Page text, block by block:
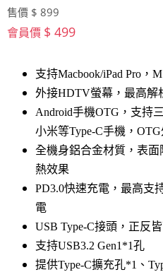
售價 $ 899
會員價 $ 499
支持Macbook/iPad Pro，
外接HDTV螢幕，最高解
Android手機OTG，支持
小米等Type-C手機，
全機身鋁合金材質，表
熱效果
PD3.0快速充電，最高支
電
USB Type-C接頭，正反
支持USB3.2 Gen1*1孔
提供Type-C擴充孔*1、